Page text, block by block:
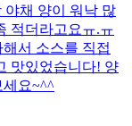
야채 양이 워낙 많
적더라고요ㅠ.ㅠ
서 소스를 직접
맛있었습니다! 양
세요~^^